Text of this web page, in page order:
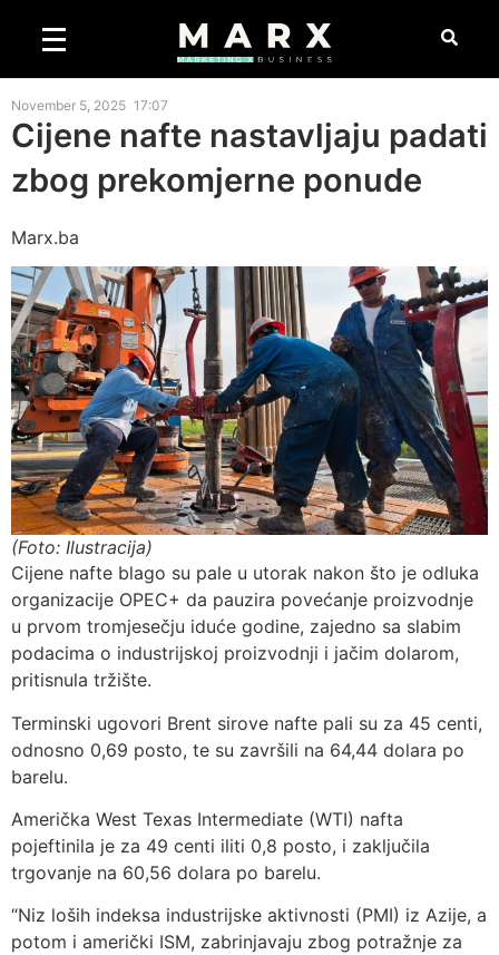
November 5, 2025 17:07
Cijene nafte nastavljaju padati
zbog prekomjerne ponude
Marx.ba
(Foto: Ilustracija)
Cijene nafte blago su pale u utorak nakon što je odluka
organizacije OPEC+ da pauzira povećanje proizvodnje
u prvom tromjesečju iduće godine, zajedno sa slabim
podacima o industrijskoj proizvodnji i jačim dolarom,
pritisnula tržište.
Terminski ugovori Brent sirove nafte pali su za 45 centi,
odnosno 0,69 posto, te su završili na 64,44 dolara po
barelu.
Američka West Texas Intermediate (WTI) nafta
pojeftinila je za 49 centi iliti 0,8 posto, i zaključila
trgovanje na 60,56 dolara po barelu.
“Niz loših indeksa industrijske aktivnosti (PMI) iz Azije, a
potom i američki ISM, zabrinjavaju zbog potražnje za